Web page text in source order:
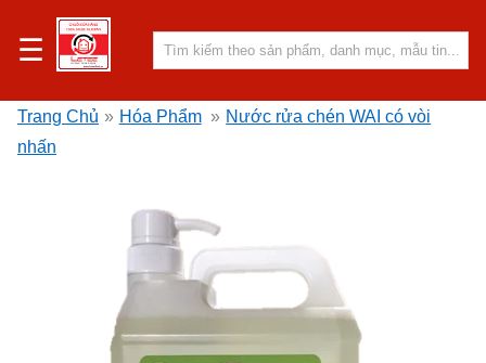
☰
Trang Chủ » Hóa Phẩm » Nước rửa chén WAI có vòi
nhấn